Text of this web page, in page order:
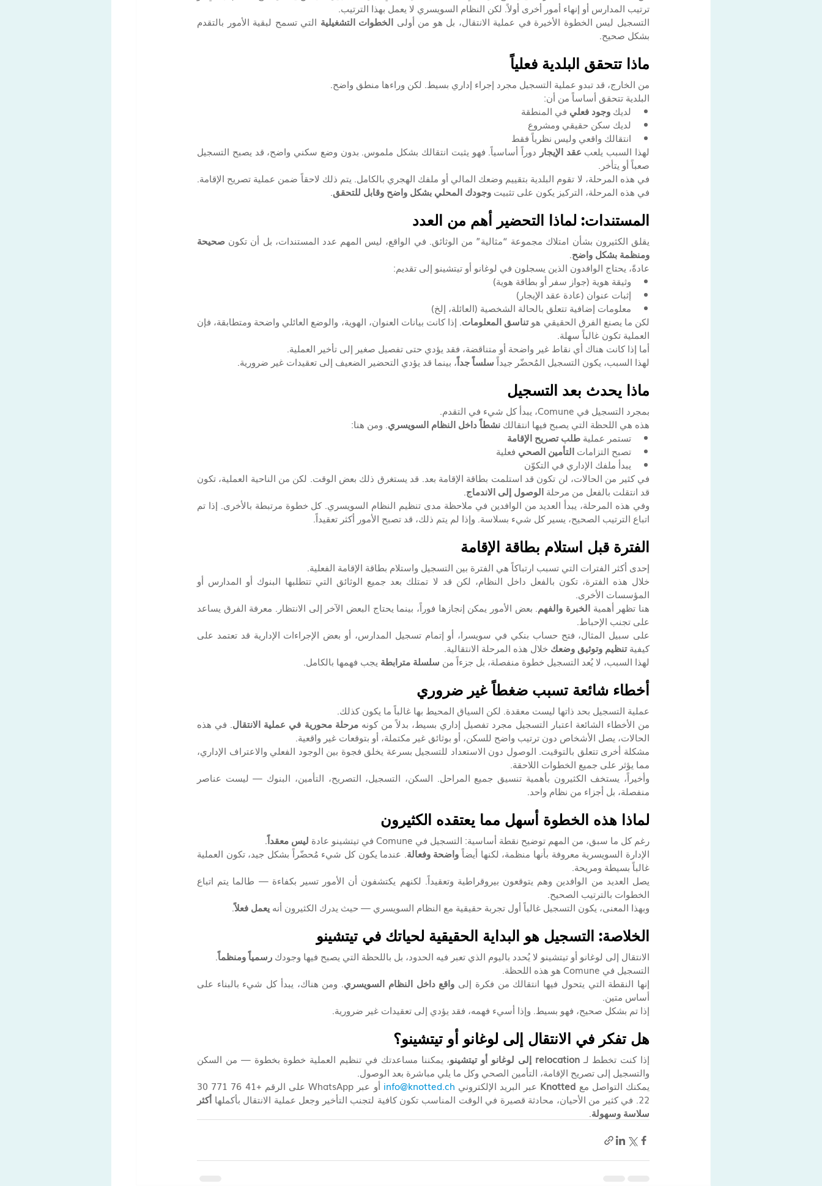
ترتيب المدارس أو إنهاء أمور أخرى أولاً. لكن النظام السويسري لا يعمل بهذا الترتيب.
التسجيل ليس الخطوة الأخيرة في عملية الانتقال، بل هو من أولى الخطوات التشغيلية
بشكل صحيح.
ماذا تتحقق البلدية فعلياً
من الخارج، قد تبدو عملية التسجيل مجرد إجراء إداري بسيط. لكن وراءها منطق واضح.
البلدية تتحقق أساساً من أن:
لديك وجود فعلي في المنطقة
لديك سكن حقيقي ومشروع
انتقالك واقعي وليس نظرياً فقط
لهذا السبب يلعب عقد الإيجار
صعباً أو يتأخر.
في هذه المرحلة، التركيز يكون على تثبيت وجودك المحلي بشكل واضح وقابل للتحقق
المستندات: لماذا التحضير أهم من العدد
يقلق الكثيرون بشأن امتلاك مجموعة “مثالية” من الوثائق. في الواقع، ليس المهم عدد المستندات، بل أن تكون
ومنظمة بشكل واضح
عادةً، يحتاج الوافدون الذين يسجلون في لوغانو أو تيتشينو إلى تقديم:
وثيقة هوية (جواز سفر أو بطاقة هوية)
إثبات عنوان (عادة عقد الإيجار)
معلومات إضافية تتعلق بالحالة الشخصية (العائلة، إلخ)
لكن ما يصنع الفرق الحقيقي هو تناسق المعلومات
العملية تكون غالباً سهلة.
أما إذا كانت هناك أي نقاط غير واضحة أو متناقضة، فقد يؤدي حتى تفصيل صغير إلى تأخير العملية.
لهذا السبب، يكون التسجيل المُحضّر جيداً سلساً جداً، بينما قد يؤدي التحضير الضعيف إلى تعقيدات غير ضرورية.
ماذا يحدث بعد التسجيل
بمجرد التسجيل في Comune، يبدأ كل شيء في التقدم.
هذه هي اللحظة التي يصبح فيها انتقالك نشطاً داخل النظام السويسري . ومن هنا:
تستمر عملية طلب تصريح الإقامة
تصبح التزامات التأمين الصحي فعلية
يبدأ ملفك الإداري في التكوّن
قد انتقلت بالفعل من مرحلة الوصول إلى الاندماج
اتباع الترتيب الصحيح، يسير كل شيء بسلاسة. وإذا لم يتم ذلك، قد تصبح الأمور أكثر تعقيداً.
الفترة قبل استلام بطاقة الإقامة
إحدى أكثر الفترات التي تسبب ارتباكاً هي الفترة بين التسجيل واستلام بطاقة الإقامة الفعلية.
المؤسسات الأخرى.
هنا تظهر أهمية الخبرة والفهم
على تجنب الإحباط.
كيفية تنظيم وتوثيق وضعك خلال هذه المرحلة الانتقالية.
لهذا السبب، لا يُعد التسجيل خطوة منفصلة، بل جزءاً من سلسلة مترابطة يجب فهمها بالكامل.
أخطاء شائعة تسبب ضغطاً غير ضروري
عملية التسجيل بحد ذاتها ليست معقدة. لكن السياق المحيط بها غالباً ما يكون كذلك.
من الأخطاء الشائعة اعتبار التسجيل مجرد تفصيل إداري بسيط، بدلاً من كونه مرحلة محورية في عملية الانتقال
الحالات، يصل الأشخاص دون ترتيب واضح للسكن، أو بوثائق غير مكتملة، أو بتوقعات غير واقعية.
مما يؤثر على جميع الخطوات اللاحقة.
منفصلة، بل أجزاء من نظام واحد.
لماذا هذه الخطوة أسهل مما يعتقده الكثيرون
رغم كل ما سبق، من المهم توضيح نقطة أساسية: التسجيل في Comune في تيتشينو عادة ليس معقداً.
الإدارة السويسرية معروفة بأنها منظمة، لكنها أيضاً واضحة وفعالة
غالباً بسيطة ومريحة.
الخطوات بالترتيب الصحيح.
وبهذا المعنى، يكون التسجيل غالباً أول تجربة حقيقية مع النظام السويسري — حيث يدرك الكثيرون أنه يعمل فعلاً.
الخلاصة: التسجيل هو البداية الحقيقية لحياتك في تيتشينو
الانتقال إلى لوغانو أو تيتشينو لا يُحدد باليوم الذي تعبر فيه الحدود، بل باللحظة التي يصبح فيها وجودك رسمياً ومنظماً.
التسجيل في Comune هو هذه اللحظة.
إنها النقطة التي يتحول فيها انتقالك من فكرة إلى واقع داخل النظام السويسري
أساس متين.
إذا تم بشكل صحيح، فهو بسيط. وإذا أسيء فهمه، فقد يؤدي إلى تعقيدات غير ضرورية.
هل تفكر في الانتقال إلى لوغانو أو تيتشينو؟
إذا كنت تخطط لـ relocation إلى لوغانو أو تيتشينو
والتسجيل إلى تصريح الإقامة، التأمين الصحي وكل ما يلي مباشرة بعد الوصول.
يمكنك التواصل مع Knotted عبر البريد الإلكتروني info@knotted.ch
22. في كثير من الأحيان، محادثة قصيرة في الوقت المناسب تكون كافية لتجنب التأخير وجعل عملية الانتقال بأكملها
سلاسة وسهولة